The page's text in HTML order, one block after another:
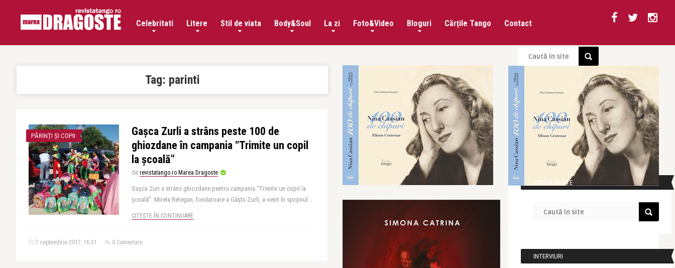
Celebritati Litere Stil de viata Body&Soul La zi Foto&Video Bloguri Cărțile Tango Contact
Tag: parinti
PĂRINȚI ȘI COPII
Gașca Zurli a strâns peste 100 de
ghiozdane în campania “Trimite un copil
la școală”
de revistatango.ro Marea Dragoste
Gașca Zuri a strâns ghiozdane pentru campania “Trimite un copil la
școală”. Mirela Retegan, fondatoare a Găștii Zurli, a venit în sprijinul ..
CITEȘTE ÎN CONTINUARE
7 septembrie 2017, 16:31 0 Comentarii
CAUTĂ ÎN SITE
INTERVIURI